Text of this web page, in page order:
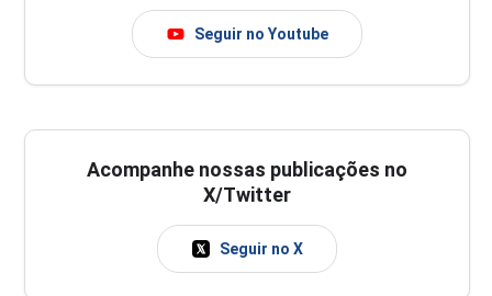
Seguir no Youtube
Acompanhe nossas publicações no
X/Twitter
Seguir no X